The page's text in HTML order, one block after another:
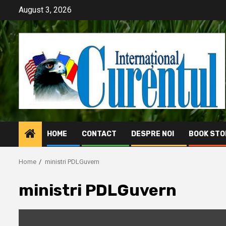
content
August 3, 2026
HOME CONTACT DESPRE NOI BOOK
Home ministri PDLGuvern
ministri PDLGuvern